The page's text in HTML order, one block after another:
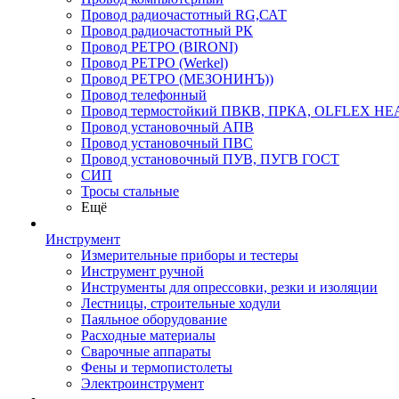
Провод радиочастотный RG,САТ
Провод радиочастотный РК
Провод РЕТРО (BIRONI)
Провод РЕТРО (Werkel)
Провод РЕТРО (МЕЗОНИНЪ))
Провод телефонный
Провод термостойкий ПВКВ, ПРКА, OLFLEX
Провод установочный АПВ
Провод установочный ПВС
Провод установочный ПУВ, ПУГВ ГОСТ
СИП
Тросы стальные
Ещё
Инструмент
Измерительные приборы и тестеры
Инструмент ручной
Инструменты для опрессовки, резки и изоляции
Лестницы, строительные ходули
Паяльное оборудование
Расходные материалы
Сварочные аппараты
Фены и термопистолеты
Электроинструмент